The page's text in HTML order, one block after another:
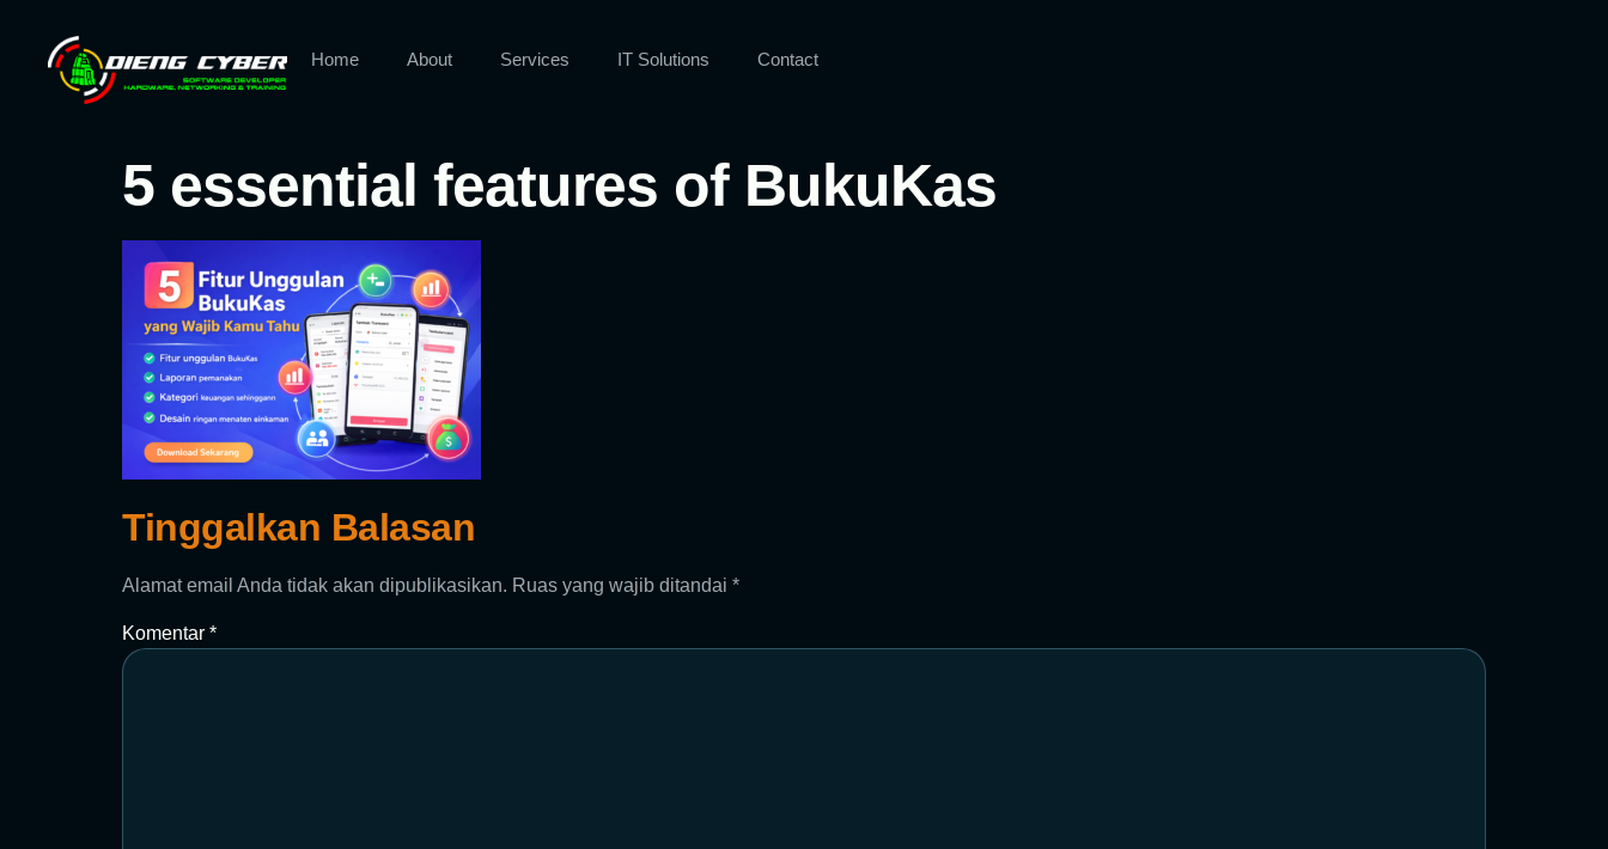
Home About Services IT Solutions Contact
5 essential features of BukuKas
Tinggalkan Balasan
Alamat email Anda tidak akan dipublikasikan. Ruas yang wajib ditandai *
Komentar *